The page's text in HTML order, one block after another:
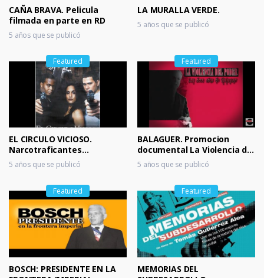
CAÑA BRAVA. Pelicula
filmada en parte en RD
5 años que se publicó
LA MURALLA VERDE.
5 años que se publicó
Featured
EL CIRCULO VICIOSO.
Narcotraficantes
dominicanos en NY
5 años que se publicó
Featured
BALAGUER. Promocion
documental La Violencia del
poder
5 años que se publicó
Featured
BOSCH: PRESIDENTE EN LA
Featured
MEMORIAS DEL